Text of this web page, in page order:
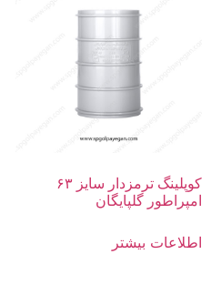
کوپلینگ ترمزدار سایز ۶۳
امپراطور گلپایگان
اطلاعات بیشتر